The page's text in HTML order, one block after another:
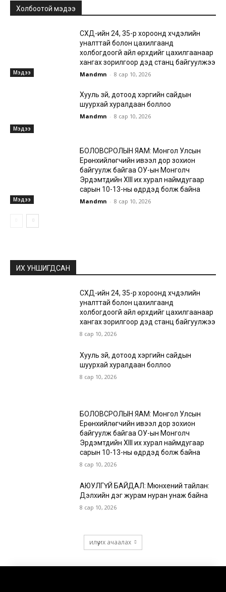
Холбоотой мэдээ
Мэдээ
СХД-ийн 24, 35-р хороонд хүчдэлийн
уналттай болон цахилгаанд
холбогдоогүй айл өрхүүдийг цахилгаанаар
хангах зорилгоор дэд станц байгуулжээ
Mandmn - 8 сар 10, 2026
Мэдээ
Хууль зүй, дотоод хэргийн сайдын
шуурхай хуралдаан боллоо
Mandmn - 8 сар 10, 2026
Мэдээ
БОЛОВСРОЛЫН ЯАМ: Монгол Улсын
Ерөнхийлөгчийн ивээл дор зохион
байгуулж байгаа ОУ-ын Монголч
Эрдэмтдийн XIII их хурал наймдугаар
сарын 10-13-ны өдрүүдэд болж байна
Mandmn - 8 сар 10, 2026
ИХ УНШИГДСАН
СХД-ийн 24, 35-р хороонд хүчдэлийн
уналттай болон цахилгаанд
холбогдоогүй айл өрхүүдийг цахилгаанаар
хангах зорилгоор дэд станц байгуулжээ
8 сар 10, 2026
Хууль зүй, дотоод хэргийн сайдын
шуурхай хуралдаан боллоо
8 сар 10, 2026
БОЛОВСРОЛЫН ЯАМ: Монгол Улсын
Ерөнхийлөгчийн ивээл дор зохион
байгуулж байгаа ОУ-ын Монголч
Эрдэмтдийн XIII их хурал наймдугаар
сарын 10-13-ны өдрүүдэд болж байна
8 сар 10, 2026
АЮУЛГҮЙ БАЙДАЛ: Мюнхений тайлан:
Дэлхийн дэг журам нуран унаж байна
8 сар 10, 2026
илүү их ачаалах